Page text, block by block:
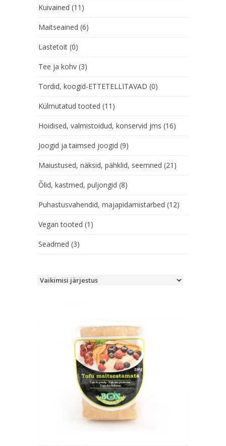
Kuivained (11)
Maitseained (6)
Lastetoit (0)
Tee ja kohv (3)
Tordid, koogid-ETTETELLITAVAD (0)
Külmutatud tooted (11)
Hoidised, valmistoidud, konservid jms (16)
Joogid ja taimsed joogid (9)
Maiustused, näksid, pähklid, seemned (21)
Õlid, kastmed, puljongid (8)
Puhastusvahendid, majapidamistarbed (12)
Vegan tooted (1)
Seadmed (3)